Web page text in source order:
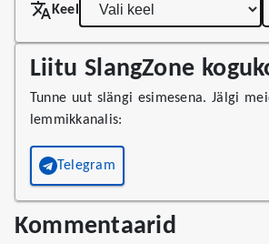
Keel
Liitu SlangZone
Tunne uut slängi esimesena. Jälgi
lemmikkanalis:
Telegram
Kommentaarid